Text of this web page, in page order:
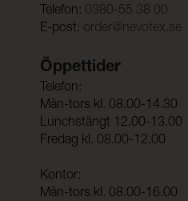
Telefon: 0380-55 38 00
E-post: order@nevotex.se
Öppettider
Telefon:
Mån-tors kl. 08.00-14.30
Lunchstängt 12.00-13.00
Fredag kl. 08.00-12.00
Kontor:
Mån-tors kl. 08.00-16.00